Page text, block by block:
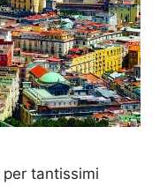
tantissimi